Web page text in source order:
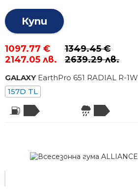
Купи
1097.77 €
2147.05 лв.
1349.45 €
2639.29 лв.
GALAXY EarthPro 651 RADIAL R-1W
157D TL